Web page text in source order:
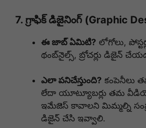
7. గ్రాఫిక్ డిజైనింగ్ (Graphic
ఈ జాబ్ ఏమిటి? లోగోలు,
థంబ్‌నైల్స్, బ్రోచర్లు డిజైన్
ఎలా పనిచేస్తుంది? కంపెనీలు
లేదా యూట్యూబర్లు తమ
ఇమేజెస్ కావాలని మిమ్మల్ని
డిజైన్ చేసి ఇవ్వాలి.